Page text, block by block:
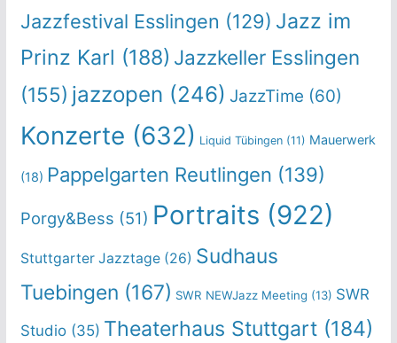
Jazzfestival Esslingen (129) Jazz im
Prinz Karl (188) Jazzkeller Esslingen
(155) jazzopen (246) JazzTime (60)
Konzerte (632) Liquid Tübingen(11) Mauerwerk
(18) Pappelgarten Reutlingen (139)
Porgy&Bess (51) Portraits (922)
Stuttgarter Jazztage(26) Sudhaus
Tuebingen (167) SWR NEWJazz Meeting (13) SWR
Studio(35) Theaterhaus Stuttgart(184)